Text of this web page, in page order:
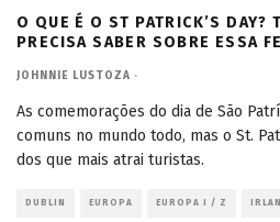
O QUE É O ST PATRICK’S DAY?
PRECISA SABER SOBRE ESSA
JOHNNIE LUSTOZA ·
As comemorações do dia de São
comuns no mundo todo, mas o St.
dos que mais atrai turistas.
DUBLIN EUROPA EUROPA I / Z